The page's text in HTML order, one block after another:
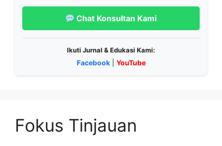
Chat Konsultan Kami
Ikuti Jurnal & Edukasi Kami:
Facebook| YouTube
Fokus Tinjauan